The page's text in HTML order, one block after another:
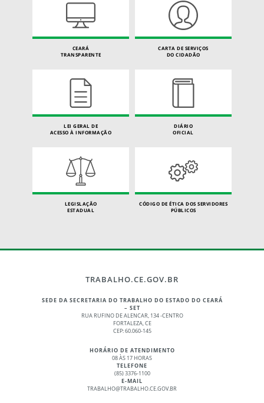
CEARÁ
TRANSPARENTE
CARTA DE SERVIÇOS
DO CIDADÃO
LEI GERAL DE
ACESSO À INFORMAÇÃO
DIÁRIO
OFICIAL
LEGISLAÇÃO
ESTADUAL
CÓDIGO DE ÉTICA DOS SERVIDORES
PÚBLICOS
TRABALHO.CE.GOV.BR
SEDE DA SECRETARIA DO TRABALHO DO ESTADO DO CEARÁ
– SET
RUA RUFINO DE ALENCAR, 134 -CENTRO
FORTALEZA, CE
CEP: 60.060-145
HORÁRIO DE ATENDIMENTO
08 ÀS 17 HORAS
TELEFONE
(85) 3376-1100
E-MAIL
TRABALHO@TRABALHO.CE.GOV.BR